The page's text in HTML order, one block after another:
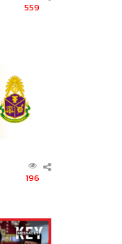
559
196